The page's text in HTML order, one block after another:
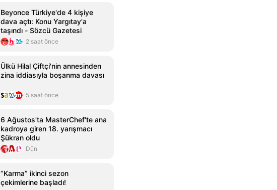
Beyonce Türkiye'de 4 kişiye
dava açtı: Konu Yargıtay'a
taşındı - Sözcü Gazetesi
2 saat önce
Ülkü Hilal Çiftçi'nin annesinden
zina iddiasıyla boşanma davası
5 saat önce
6 Ağustos'ta MasterChef'te ana
kadroya giren 18. yarışmacı
Şükran oldu
Dün
“Karma” ikinci sezon
çekimlerine başladı!